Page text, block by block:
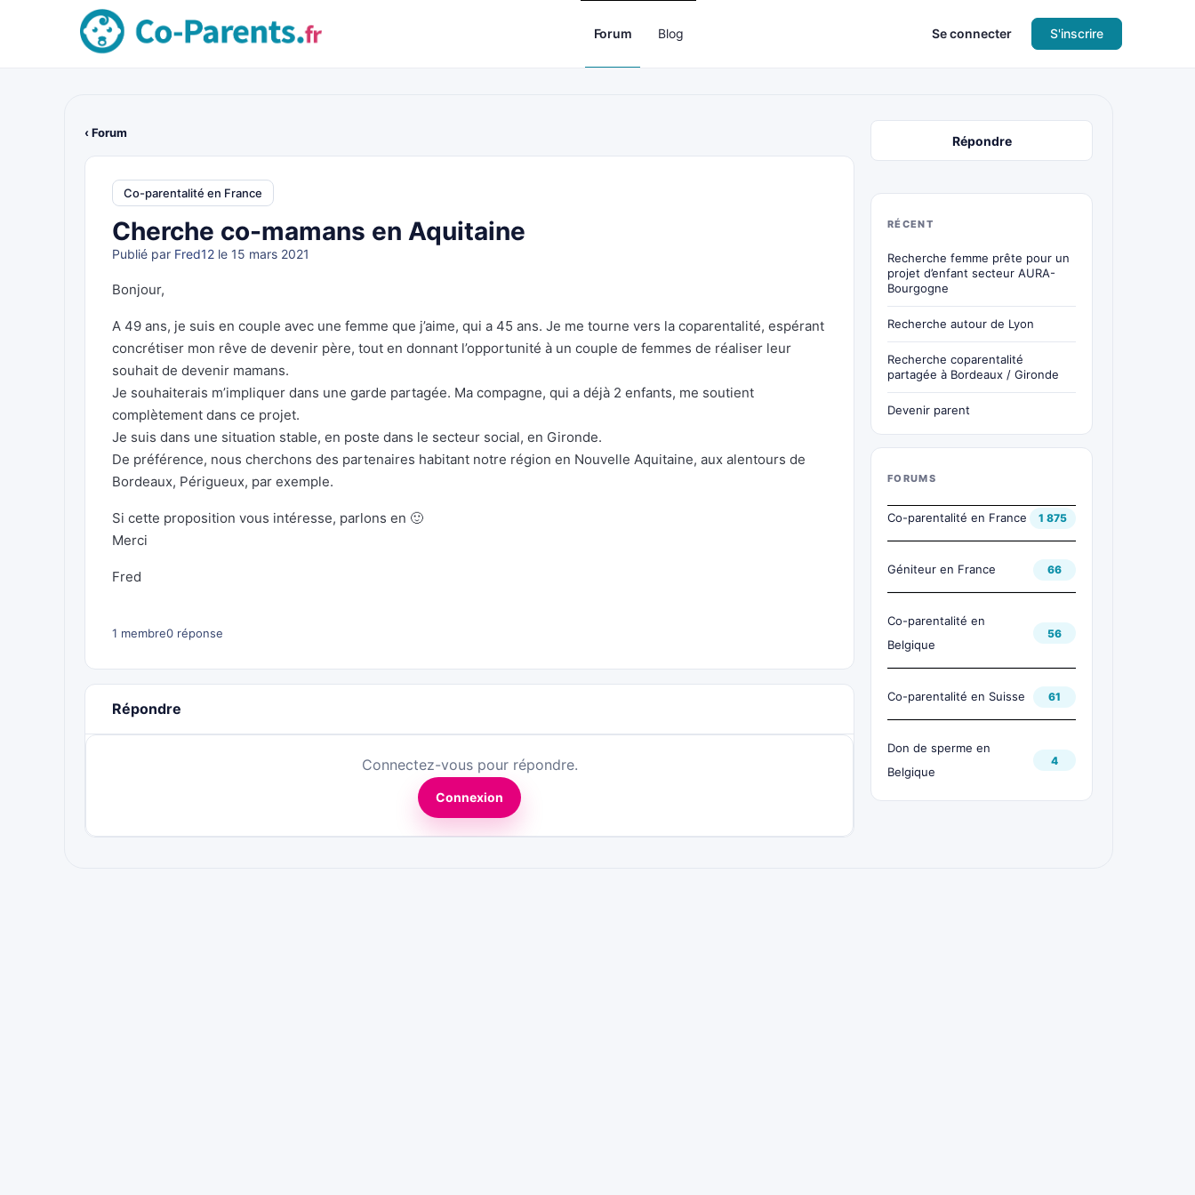
Forum Blog Se connecter S'inscrire
‹ Forum
Co-parentalité en France
Cherche co-mamans en Aquitaine
Publié par Fred12 le 15 mars 2021
Bonjour,
A 49 ans, je suis en couple avec une femme que j’aime, qui a 45 ans. Je me tourne vers la coparentalité, espérant
concrétiser mon rêve de devenir père, tout en donnant l’opportunité à un couple de femmes de réaliser leur
souhait de devenir mamans.
Je souhaiterais m’impliquer dans une garde partagée. Ma compagne, qui a déjà 2 enfants, me soutient
complètement dans ce projet.
Je suis dans une situation stable, en poste dans le secteur social, en Gironde.
De préférence, nous cherchons des partenaires habitant notre région en Nouvelle Aquitaine, aux alentours de
Bordeaux, Périgueux, par exemple.
Si cette proposition vous intéresse, parlons en 🙂
Merci
Fred
1 membre0 réponse
Répondre
Connectez-vous pour répondre.
Connexion
Répondre
RÉCENT
Recherche femme prête pour un
projet d’enfant secteur AURA-
Bourgogne
Recherche autour de Lyon
Recherche coparentalité
partagée à Bordeaux / Gironde
Devenir parent
FORUMS
Co-parentalité en France 1 875
Géniteur en France 66
Co-parentalité en
Belgique
56
Co-parentalité en Suisse 61
Don de sperme en
Belgique
4